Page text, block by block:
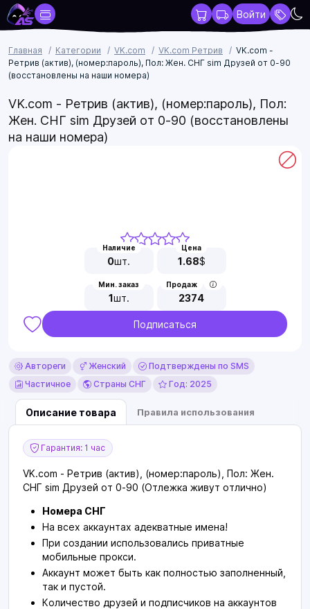
Войти
Главная Категории VK.com VK.com Ретрив
VK.com -
Ретрив (актив), (номер:пароль), Пол: Жен. СНГ sim Друзей от 0-90
(восстановлены на наши номера)
VK.com - Ретрив (актив), (номер:пароль), Пол:
Жен. СНГ sim Друзей от 0-90 (восстановлены
на наши номера)
Наличие
0шт.
Цена
1.68$
Мин. заказ
1шт.
Продаж
2374
Подписаться
Автореги Женский
Подтверждены по SMS
Частичное
Страны СНГ Год: 2025
Описание товара Правила использования
Гарантия: 1 час
VK.com - Ретрив (актив), (номер:пароль), Пол: Жен.
СНГ sim Друзей от 0-90 (Отлежка живут отлично)
Номера СНГ
На всех аккаунтах адекватные имена!
При создании использовались приватные
мобильные прокси.
Аккаунт может быть как полностью заполненный,
так и пустой.
Количество друзей и подписчиков на аккаунтов